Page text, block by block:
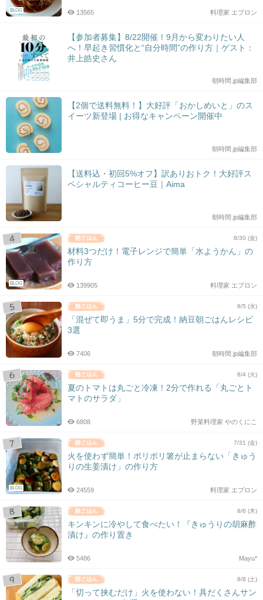
BLOG 料理家 エプロン
13565
【参加者募集】8/22開催！9月から変わりたい人
へ！早起き習慣化と“自分時間”の作り方｜ゲスト：
井上皓史さん
朝時間.jp編集部
【2個で送料無料！】大好評「おかしめいと」のス
イーツ新登場 | お得なキャンペーン開催中
朝時間.jp編集部
【送料込・初回5%オフ】訳ありおトク！大好評ス
ペシャルティコーヒー豆｜Aima
朝時間.jp編集部
BLOG
8/30 (金)
材料3つだけ！電子レンジで簡単「水ようかん」の
作り方
料理家 エプロン
139905
8/5 (水)
「混ぜて即うま」5分で完成！納豆朝ごはんレシピ
3選
朝時間.jp編集部
7406
8/4 (火)
夏のトマトは丸ごと冷凍！2分で作れる「丸ごとト
マトのサラダ」
野菜料理家 やのくにこ
6808
BLOG
7/31 (金)
火を使わず簡単！ポリポリ箸が止まらない「きゅう
りの生姜漬け」の作り方
料理家 エプロン
24559
8/6 (木)
キンキンに冷やして食べたい！『きゅうりの胡麻酢
漬け』の作り置き
Mayu*
5486
8/8 (土)
「切って挟むだけ」火を使わない！具だくさんサン